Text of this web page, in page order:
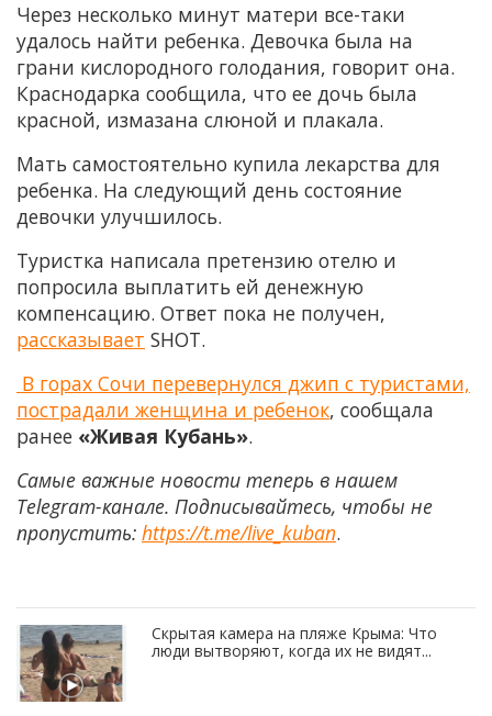
Через несколько минут матери все-таки
удалось найти ребенка. Девочка была на
грани кислородного голодания, говорит она.
Краснодарка сообщила, что ее дочь была
красной, измазана слюной и плакала.
Мать самостоятельно купила лекарства для
ребенка. На следующий день состояние
девочки улучшилось.
Туристка написала претензию отелю и
попросила выплатить ей денежную
компенсацию. Ответ пока не получен,
рассказывает SHOT.
В горах Сочи перевернулся джип с туристами,
пострадали женщина и ребенок, сообщала
ранее «Живая Кубань».
Самые важные новости теперь в нашем
Telegram-канале. Подписывайтесь, чтобы не
пропустить: https://t.me/live_kuban.
Скрытая камера на пляже Крыма: Что
люди вытворяют, когда их не видят...